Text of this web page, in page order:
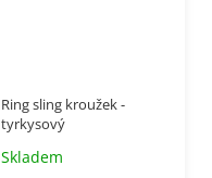
Ring sling kroužek -
tyrkysový
Skladem